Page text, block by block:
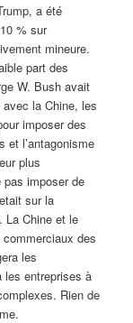
a été
% sur
mineure.
part des
W. Bush avait
la Chine, les
imposer des
et l’antagonisme
plus
pas imposer de
sur la
La Chine et le
des
les
les entreprises à
Rien de